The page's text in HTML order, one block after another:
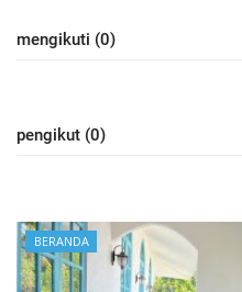
mengikuti (0)
pengikut (0)
BERANDA